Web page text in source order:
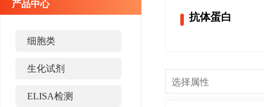
产品中心
细胞类
生化试剂
ELISA检测
抗体蛋白